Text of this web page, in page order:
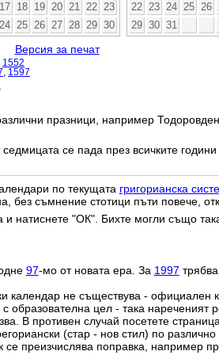
17
18 19 20 21 22
23
24
25 26 27 28 29 30
22
23 24 25 26
29 30 31
Версия за печат
1552
1597
празници, например
се пада през всичките
по текущата григорианска
без съмнение стотици пъти повече,
и натиснете "ОК". Бихте могли също
97-мо от новата ера. За 1997
календар не съществува - официален
цел - така нареченият
В противен случай посетете
(стар - нов стил) по
се преизчислява поправка, например